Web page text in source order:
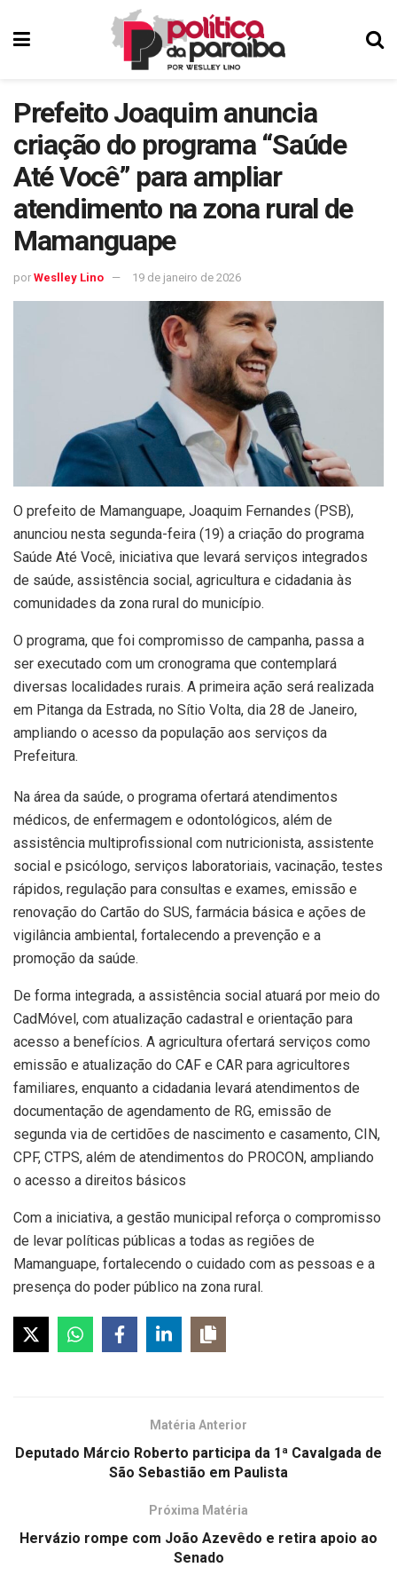
Prefeito Joaquim anuncia
criação do programa “Saúde
Até Você” para ampliar
atendimento na zona rural de
Mamanguape
por Weslley Lino 19 de janeiro de 2026
O prefeito de Mamanguape, Joaquim Fernandes (PSB),
anunciou nesta segunda-feira (19) a criação do programa
Saúde Até Você, iniciativa que levará serviços integrados
de saúde, assistência social, agricultura e cidadania às
comunidades da zona rural do município.
O programa, que foi compromisso de campanha, passa a
ser executado com um cronograma que contemplará
diversas localidades rurais. A primeira ação será realizada
em Pitanga da Estrada, no Sítio Volta, dia 28 de Janeiro,
ampliando o acesso da população aos serviços da
Prefeitura.
Na área da saúde, o programa ofertará atendimentos
médicos, de enfermagem e odontológicos, além de
assistência multiprofissional com nutricionista, assistente
social e psicólogo, serviços laboratoriais, vacinação, testes
rápidos, regulação para consultas e exames, emissão e
renovação do Cartão do SUS, farmácia básica e ações de
vigilância ambiental, fortalecendo a prevenção e a
promoção da saúde.
De forma integrada, a assistência social atuará por meio do
CadMóvel, com atualização cadastral e orientação para
acesso a benefícios. A agricultura ofertará serviços como
emissão e atualização do CAF e CAR para agricultores
familiares, enquanto a cidadania levará atendimentos de
documentação de agendamento de RG, emissão de
segunda via de certidões de nascimento e casamento, CIN,
CPF, CTPS, além de atendimentos do PROCON, ampliando
o acesso a direitos básicos
Com a iniciativa, a gestão municipal reforça o compromisso
de levar políticas públicas a todas as regiões de
Mamanguape, fortalecendo o cuidado com as pessoas e a
presença do poder público na zona rural.
Matéria Anterior
Deputado Márcio Roberto participa da 1ª Cavalgada de
São Sebastião em Paulista
Próxima Matéria
Hervázio rompe com João Azevêdo e retira apoio ao
Senado